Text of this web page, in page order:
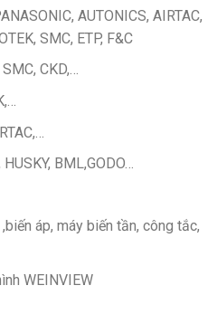
AUTONICS, AIRTAC,
SMC, ETP, F&C
CKD,…
BML,GODO…
áp, máy biến tần, công tắc,
WEINVIEW